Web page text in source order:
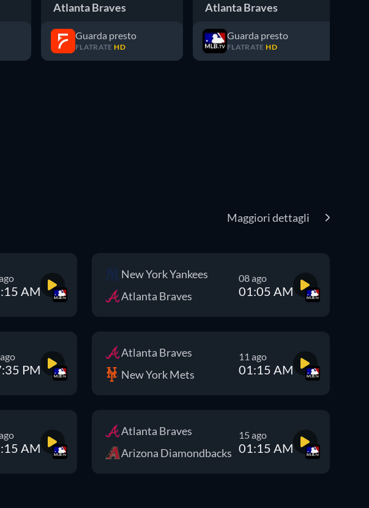
Atlanta Braves
Guarda presto
FLATRATE HD
Atlanta Braves
Guarda presto
FLATRATE HD
Maggiori dettagli
AM
New York Yankees
Atlanta Braves
08 ago
01:05 AM
PM
Atlanta Braves
New York Mets
11 ago
01:15 AM
AM
Atlanta Braves
Arizona Diamondbacks
15 ago
01:15 AM